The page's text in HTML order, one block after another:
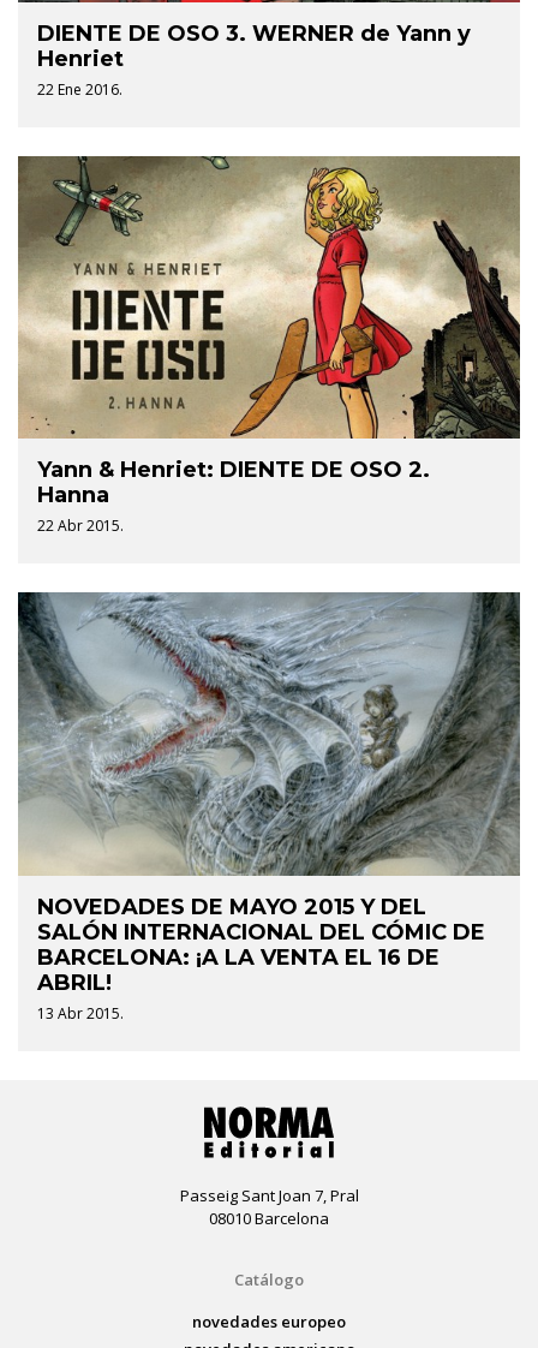
DIENTE DE OSO 3. WERNER de Yann y
Henriet
22 Ene 2016.
Yann & Henriet: DIENTE DE OSO 2.
Hanna
22 Abr 2015.
NOVEDADES DE MAYO 2015 Y DEL
SALÓN INTERNACIONAL DEL CÓMIC DE
BARCELONA: ¡A LA VENTA EL 16 DE
ABRIL!
13 Abr 2015.
Passeig Sant Joan 7, Pral
08010 Barcelona
Catálogo
novedades europeo